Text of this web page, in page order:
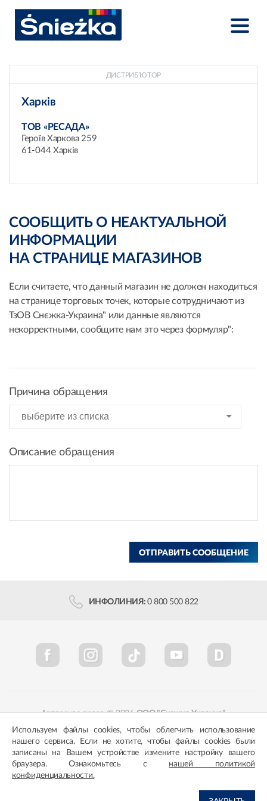
ДИСТРИБ’ЮТОР
Харків
ТОВ «РЕСАДА»
Героїв Харкова 259
61-044 Харків
СООБЩИТЬ О НЕАКТУАЛЬНОЙ
ИНФОРМАЦИИ
НА СТРАНИЦЕ МАГАЗИНОВ
Если считаете, что данный магазин не должен находиться
на странице торговых точек, которые сотрудничают из
ТзОВ Снєжка-Украина" или данные являются
некорректными, сообщите нам это через формуляр":
Причина обращения
Описание обращения
ОТПРАВИТЬ СООБЩЕНИЕ
ИНФОЛИНИЯ: 0 800 500 822
Авторское право © 2026ООО "Снежка-Украина"
Политика конфиденциальности Соответствие цветов
Используем файлы cookies, чтобы облегчить использование
нашего сервиса. Если не хотите, чтобы файлы cookies были
записаны на Вашем устройстве измените настройку вашего
браузера. Ознакомьтесь с нашей политикой
конфиденциальности.